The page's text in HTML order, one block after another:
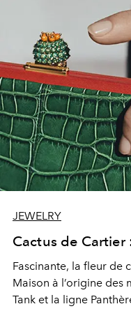
JEWELRY
Cactus de Cartier
Fascinante, la fleur de
Maison à l’origine des
Tank et la ligne